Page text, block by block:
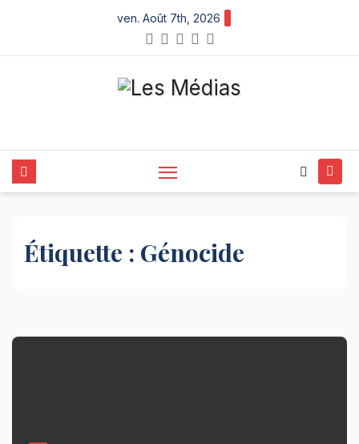
content
ven. Août 7th, 2026
Étiquette : Génocide